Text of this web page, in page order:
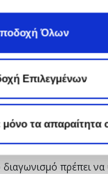
Όλων
Επιλεγμένων
μόνο τα απαραίτητα
προσφορά
διαγωνισμό πρέπει